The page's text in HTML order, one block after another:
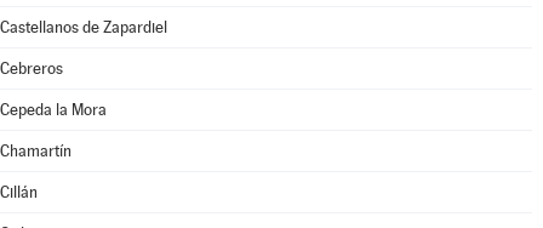
Castellanos de Zapardiel
Cebreros
Cepeda la Mora
Chamartín
Cillán